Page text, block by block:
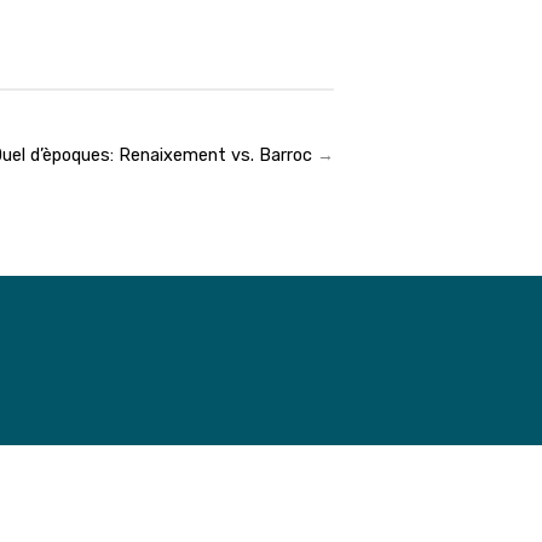
d’èpoques: Renaixement vs. Barroc →